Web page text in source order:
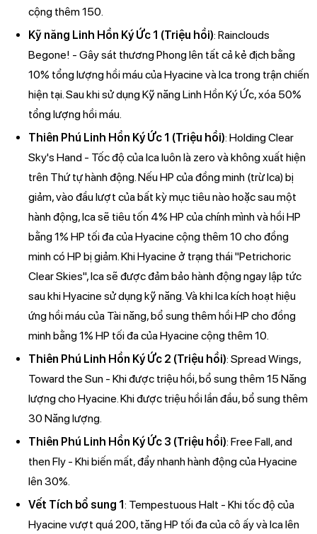
cộng thêm 150.
Kỹ năng Linh Hồn Ký Ức 1 (Triệu hồi): Rainclouds
Begone! - Gây sát thương Phong lên tất cả kẻ địch bằng
10% tổng lượng hồi máu của Hyacine và Ica trong trận chiến
hiện tại. Sau khi sử dụng Kỹ năng Linh Hồn Ký Ức, xóa 50%
tổng lượng hồi máu.
Thiên Phú Linh Hồn Ký Ức 1 (Triệu hồi): Holding Clear
Sky's Hand - Tốc độ của Ica luôn là zero và không xuất hiện
trên Thứ tự hành động. Nếu HP của đồng minh (trừ Ica) bị
giảm, vào đầu lượt của bất kỳ mục tiêu nào hoặc sau một
hành động, Ica sẽ tiêu tốn 4% HP của chính mình và hồi HP
bằng 1% HP tối đa của Hyacine cộng thêm 10 cho đồng
minh có HP bị giảm. Khi Hyacine ở trạng thái "Petrichoric
Clear Skies", Ica sẽ được đảm bảo hành động ngay lập tức
sau khi Hyacine sử dụng kỹ năng. Và khi Ica kích hoạt hiệu
ứng hồi máu của Tài năng, bổ sung thêm hồi HP cho đồng
minh bằng 1% HP tối đa của Hyacine cộng thêm 10.
Thiên Phú Linh Hồn Ký Ức 2 (Triệu hồi): Spread Wings,
Toward the Sun - Khi được triệu hồi, bổ sung thêm 15 Năng
lượng cho Hyacine. Khi được triệu hồi lần đầu, bổ sung thêm
30 Năng lượng.
Thiên Phú Linh Hồn Ký Ức 3 (Triệu hồi): Free Fall, and
then Fly - Khi biến mất, đẩy nhanh hành động của Hyacine
lên 30%.
Vết Tích bổ sung 1 : Tempestuous Halt - Khi tốc độ của
Hyacine vượt quá 200, tăng HP tối đa của cô ấy và Ica lên